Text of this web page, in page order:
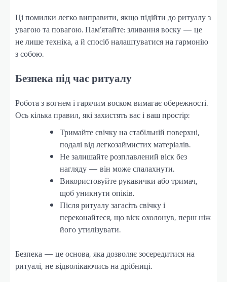
Ці помилки легко виправити, якщо підійти до ритуалу з
увагою та повагою. Пам’ятайте: зливання воску — це
не лише техніка, а й спосіб налаштуватися на гармонію
з собою.
Безпека під час ритуалу
Робота з вогнем і гарячим воском вимагає обережності.
Ось кілька правил, які захистять вас і ваш простір:
Тримайте свічку на стабільній поверхні,
подалі від легкозаймистих матеріалів.
Не залишайте розплавлений віск без
нагляду — він може спалахнути.
Використовуйте рукавички або тримач,
щоб уникнути опіків.
Після ритуалу загасіть свічку і
переконайтеся, що віск охолонув, перш ніж
його утилізувати.
Безпека — це основа, яка дозволяє зосередитися на
ритуалі, не відволікаючись на дрібниці.